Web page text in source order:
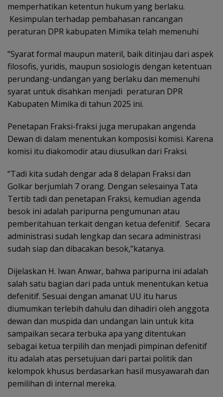
memperhatikan ketentun hukum yang berlaku.
Kesimpulan terhadap pembahasan rancangan
peraturan DPR kabupaten Mimika telah memenuhi
“Syarat formal maupun materil, baik ditinjau dari aspek
filosofis, yuridis, maupun sosiologis dengan ketentuan
perundang-undangan yang berlaku dan memenuhi
syarat untuk disahkan menjadi peraturan DPR
Kabupaten Mimika di tahun 2025 ini.
Penetapan Fraksi-fraksi juga merupakan angenda
Dewan di dalam menentukan komposisi komisi. Karena
komisi itu diakomodir atau diusulkan dari Fraksi.
“Tadi kita sudah dengar ada 8 delapan Fraksi dan
Golkar berjumlah 7 orang. Dengan selesainya Tata
Tertib tadi dan penetapan Fraksi, kemudian agenda
besok ini adalah paripurna pengumunan atau
pemberitahuan terkait dengan ketua defenitif. Secara
administrasi sudah lengkap dan secara administrasi
sudah siap dan dibacakan besok,”katanya.
Dijelaskan H. Iwan Anwar, bahwa paripurna ini adalah
salah satu bagian dari pada untuk menentukan ketua
defenitif. Sesuai dengan amanat UU itu harus
diumumkan terlebih dahulu dan dihadiri oleh anggota
dewan dan muspida dan undangan lain untuk kita
sampaikan secara terbuka apa yang ditentukan
sebagai ketua terpilih dan menjadi pimpinan defenitif
itu adalah atas persetujuan dari partai politik dan
kelompok khusus berdasarkan hasil musyawarah dan
pemilihan di internal mereka.